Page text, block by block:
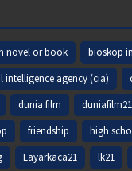
novel or book bioskop
intelligence agency (cia)
dunia film duniafilm21
friendship high
Layarkaca21 lk21